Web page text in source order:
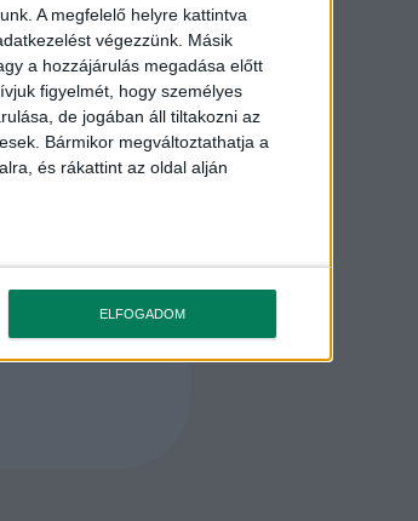
A megfelelő helyre kattintva
végezzünk. Másik
a hozzájárulás megadása előtt
figyelmét, hogy személyes
de jogában áll tiltakozni az
Bármikor megváltoztathatja a
és rákattint az oldal alján
ELFOGADOM
az
A